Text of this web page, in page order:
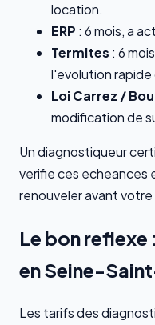
location.
ERP : 6 mois, a
Termites : 6
l'evolution
Loi Carrez /
modification de
Un diagnostiqueur
verifie ces echeances
renouveler avant
Le bon
en Seine-
Les tarifs des